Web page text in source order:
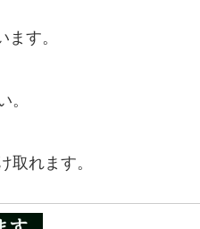
ます。
。
取れます。